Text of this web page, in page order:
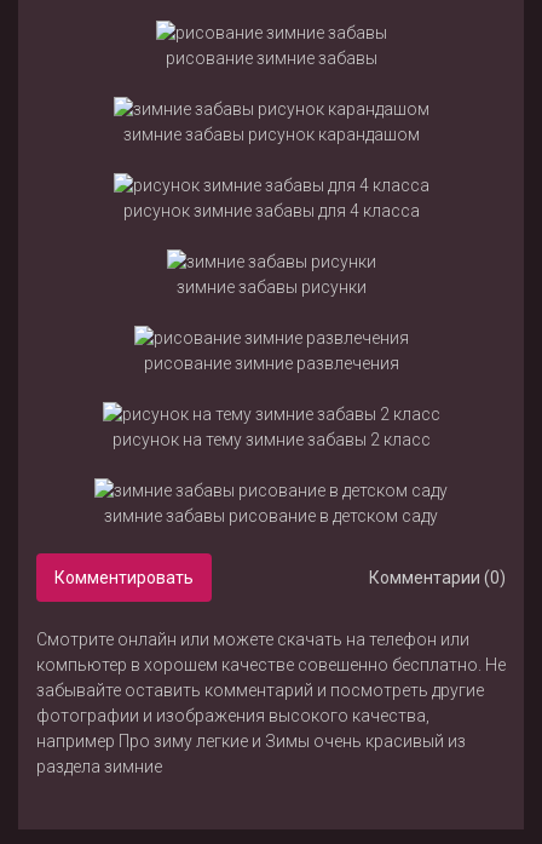
рисование зимние забавы
зимние забавы рисунок карандашом
рисунок зимние забавы для 4 класса
зимние забавы рисунки
рисование зимние развлечения
рисунок на тему зимние забавы 2 класс
зимние забавы рисование в детском саду
Комментировать Комментарии (0)
Смотрите онлайн или можете скачать на телефон или
компьютер в хорошем качестве совешенно бесплатно. Не
забывайте оставить комментарий и посмотреть другие
фотографии и изображения высокого качества,
например Про зиму легкие и Зимы очень красивый из
раздела зимние